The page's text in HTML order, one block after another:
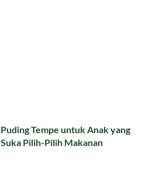
Puding Tempe untuk Anak yang
Suka Pilih-Pilih Makanan